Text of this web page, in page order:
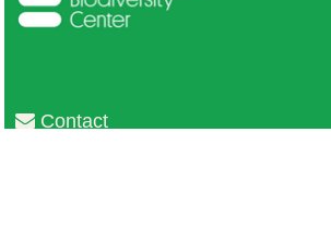
Contact